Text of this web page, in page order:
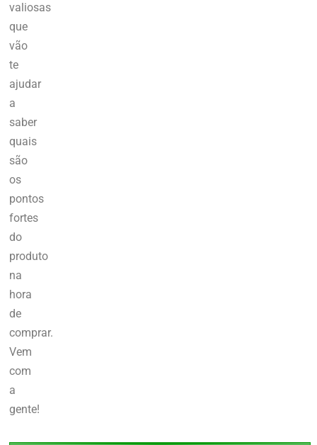
valiosas
que
vão
te
ajudar
a
saber
quais
são
os
pontos
fortes
do
produto
na
hora
de
comprar.
Vem
com
a
gente!